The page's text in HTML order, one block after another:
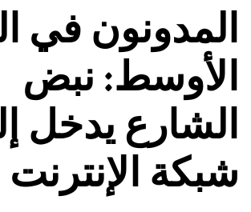
المدونون في
الأوسط: نبض
الشارع يدخل
شبكة الإنترنت